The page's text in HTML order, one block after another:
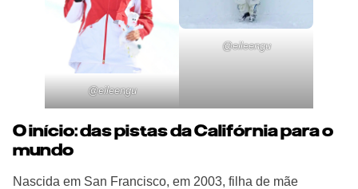
@eileengu
@eileengu
O início: das pistas da Califórnia para o
mundo
Nascida em San Francisco, em 2003, filha de mãe